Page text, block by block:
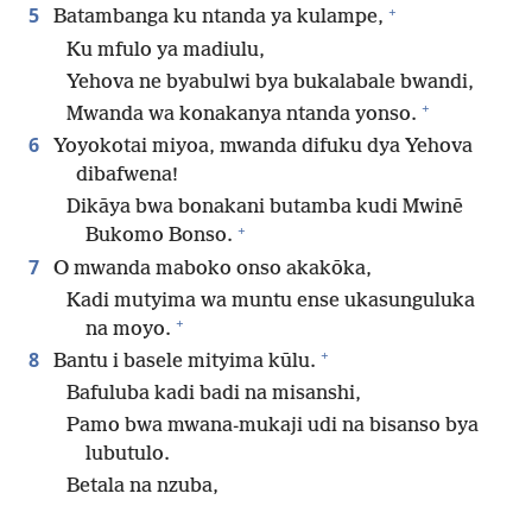
5 Batambanga ku ntanda ya kulampe, +
Ku mfulo ya madiulu,
Yehova ne byabulwi bya bukalabale bwandi,
Mwanda wa konakanya ntanda yonso. +
6
Yoyokotai miyoa, mwanda difuku dya Yehova
dibafwena!
Dikāya bwa bonakani butamba kudi Mwinē
Bukomo Bonso. +
7
O mwanda maboko onso akakōka,
Kadi mutyima wa muntu ense ukasunguluka
na moyo. +
8 Bantu i basele mityima kūlu. +
Bafuluba kadi badi na misanshi,
Pamo bwa mwana-mukaji udi na bisanso bya
lubutulo.
Betala na nzuba,